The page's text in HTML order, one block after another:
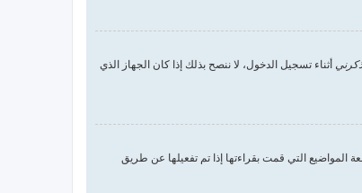
أثناء تسجيل الدخول، لا ننصح بذلك إذا كان الجهاز الذي
التي قمت بقراءتها إذا تم تفعيلها عن طريق